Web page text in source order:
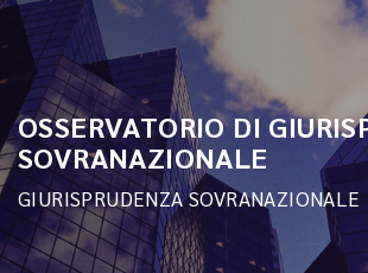
OSSERVATORIO DI
SOVRANAZIONALE
GIURISPRUDENZA SOVRANAZIONALE